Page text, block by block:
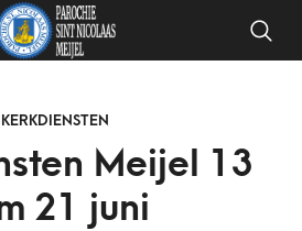
KERKDIENSTEN
Meijel 13
21 juni